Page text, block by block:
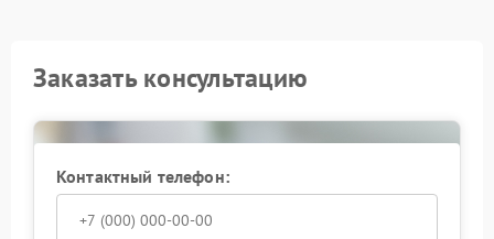
Заказать консультацию
Контактный телефон: